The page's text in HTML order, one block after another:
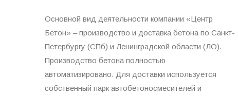
Основной вид деятельности компании «Центр
Бетон» – производство и доставка бетона по Санкт-
Петербургу (СПб) и Ленинградской области (ЛО).
Производство бетона полностью
автоматизировано. Для доставки используется
собственный парк автобетоносмесителей и